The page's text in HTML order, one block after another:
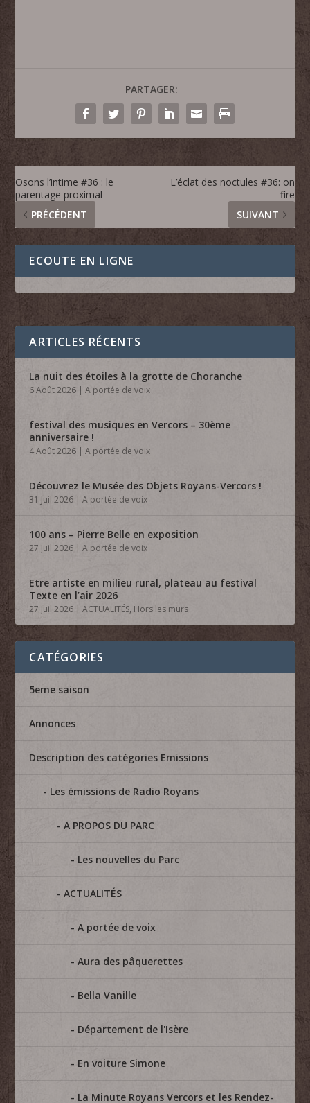
PARTAGER:
Osons l’intime #36 : le
parentage proximal
PRÉCÉDENT
L’éclat des noctules #36: on
fire
SUIVANT
ECOUTE EN LIGNE
ARTICLES RÉCENTS
La nuit des étoiles à la grotte de Choranche
6 Août 2026 |A portée de voix
festival des musiques en Vercors – 30ème
anniversaire !
4 Août 2026 |A portée de voix
Découvrez le Musée des Objets Royans-Vercors !
31 Juil 2026 |A portée de voix
100 ans – Pierre Belle en exposition
27 Juil 2026 |A portée de voix
Etre artiste en milieu rural, plateau au festival
Texte en l’air 2026
27 Juil 2026 |ACTUALITÉS, Hors les murs
CATÉGORIES
5eme saison
Annonces
Description des catégories Emissions
Les émissions de Radio Royans
A PROPOS DU PARC
Les nouvelles du Parc
ACTUALITÉS
A portée de voix
Aura des pâquerettes
Bella Vanille
Département de l'Isère
En voiture Simone
La Minute Royans Vercors et les Rendez-